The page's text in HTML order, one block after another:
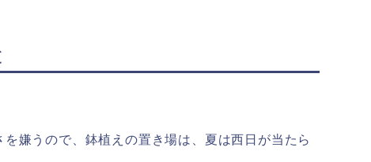
嫌うので、鉢植えの置き場は、夏は西日が当たら